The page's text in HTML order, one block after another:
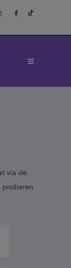
via de
proberen